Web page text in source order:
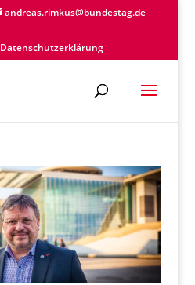
andreas.rimkus@bundestag.de
Datenschutzerklärung